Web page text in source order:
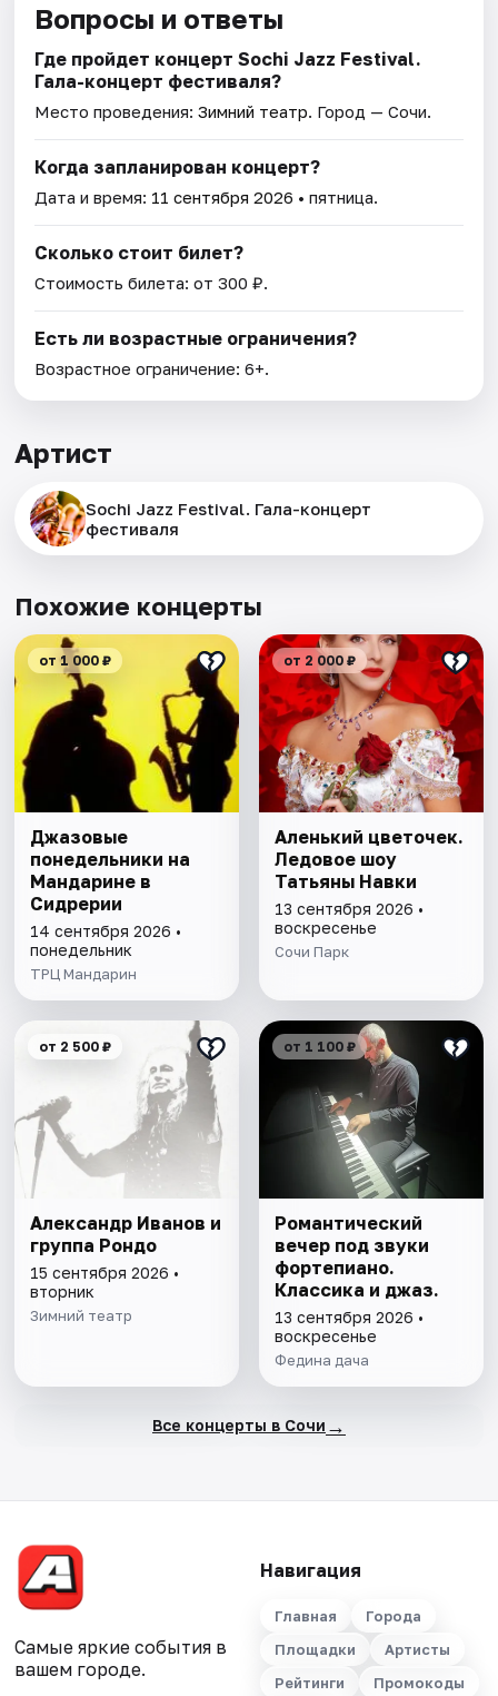
Вопросы и ответы
Где пройдет концерт Sochi Jazz Festival.
Гала-концерт фестиваля?
Место проведения:Зимний театр. Город — Сочи.
Когда запланирован концерт?
Дата и время: 11 сентября 2026 • пятница.
Сколько стоит билет?
Стоимость билета: от 300 ₽.
Есть ли возрастные ограничения?
Возрастное ограничение: 6+.
Артист
Sochi Jazz Festival. Гала-концерт
фестиваля
Похожие концерты
от 1 000 ₽
Джазовые
понедельники на
Мандарине в
Сидрерии
14 сентября 2026 •
понедельник
ТРЦ Мандарин
от 2 000 ₽
Аленький цветочек.
Ледовое шоу
Татьяны Навки
13 сентября 2026 •
воскресенье
Сочи Парк
от 2 500 ₽
Александр Иванов и
группа Рондо
15 сентября 2026 •
вторник
Зимний театр
от 1 100 ₽
Романтический
вечер под звуки
фортепиано.
Классика и джаз.
13 сентября 2026 •
воскресенье
Федина дача
Все концерты в Сочи →
Самые яркие события в
вашем городе.
Навигация
Главная
Города
Площадки
Артисты
Рейтинги
Промокоды